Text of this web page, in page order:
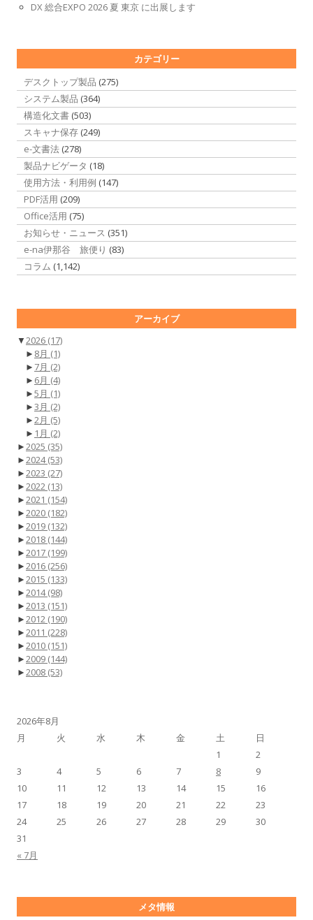
DX 総合EXPO 2026 夏 東京 に出展します
カテゴリー
デスクトップ製品 (275)
システム製品 (364)
構造化文書 (503)
スキャナ保存 (249)
e-文書法 (278)
製品ナビゲータ (18)
使用方法・利用例 (147)
PDF活用 (209)
Office活用 (75)
お知らせ・ニュース (351)
e-na伊那谷 旅便り (83)
コラム (1,142)
アーカイブ
▼2026 (17)
► 8月 (1)
► 7月 (2)
► 6月 (4)
►5月 (1)
►3月 (2)
►2月 (5)
► 1月 (2)
►2025 (35)
►2024(53)
►2023 (27)
►2022 (13)
►2021 (154)
►2020 (182)
►2019 (132)
►2018 (144)
►2017 (199)
►2016 (256)
►2015 (133)
►2014(98)
►2013 (151)
►2012 (190)
►2011 (228)
►2010 (151)
►2009 (144)
►2008 (53)
2026年8月
月
火 水 木 金 土 日
« 7月
1
2
3
4 5 6 7 8
9
10
11 12 13 14 15
16
17
18 19 20 21 22
23
24
25 26 27 28 29
30
31
メタ情報